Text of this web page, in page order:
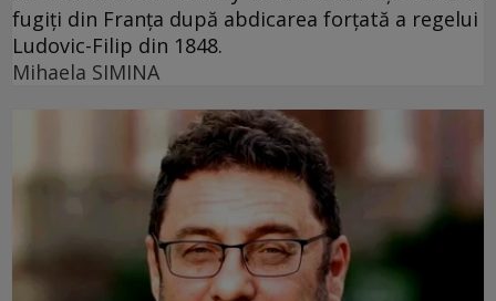
fugiți din Franța după abdicarea forțată a regelui
Ludovic-Filip din 1848.
Mihaela SIMINA